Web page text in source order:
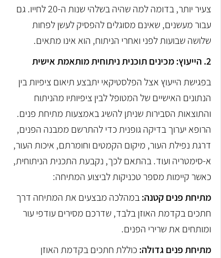
צעיר יותר, בדומה למה שהיה בשלהי שנות ה-20 לחייו. גם
עבור מעשנים, שאינם מסוגלים להפסיק לעשן לפחות
שלושה שבועות לפני ואחרי הניתוח, הוא אינו מתאים.
2. הייעוץ: מכינים תוכנית ניתוחית מותאמת אישית
בפגישת הייעוץ אצל הפלסטיקאי יתבצע תיאום ציפיות בין
הנתונים האישיים של המטופל לבין ציפיותיו מהניתוח
והתוצאות הסבירות שניתן להשיג באמצעות מתיחת פנים.
הרופא יערוך בדיקה גופנית כדי להתרשם ממבנה הפנים,
דרגת נפילת העור, מיקום הקמטים וחומרתם, איכות העור,
א-סימטריה ועוד. בהתאם לכך, נקבעת התכנית הניתוחית,
כאשר קיימות מספר טכניקות לביצוע המתיחה:
מתיחת פנים קטנה:במהלכה מבצעים את המתיחה דרך
חתכים בקדמת האוזן בלבד, שדרכם מסירים עודפי עור
ומותחים את שרירי הפנים.
מתיחת פנים גדולה:כוללת חתכים בקדמת האוזן